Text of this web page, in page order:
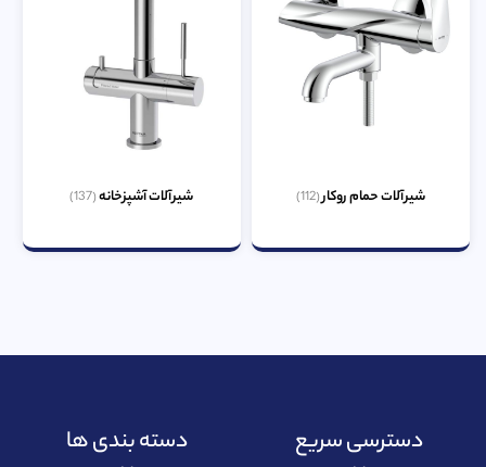
شیرآلات حمام روکار(112) شیرآلات آشپزخانه(137)
دسترسی سریع دسته بندی ها